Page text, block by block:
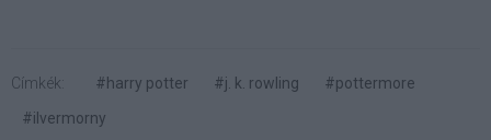
Címkék: #harry potter #j. k. rowling
#pottermore
#ilvermorny